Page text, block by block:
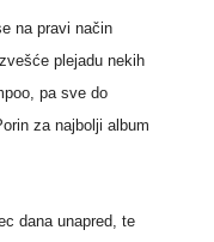
na pravi način
plejadu nekih
pa sve do
za najbolji album
dana unapred, te